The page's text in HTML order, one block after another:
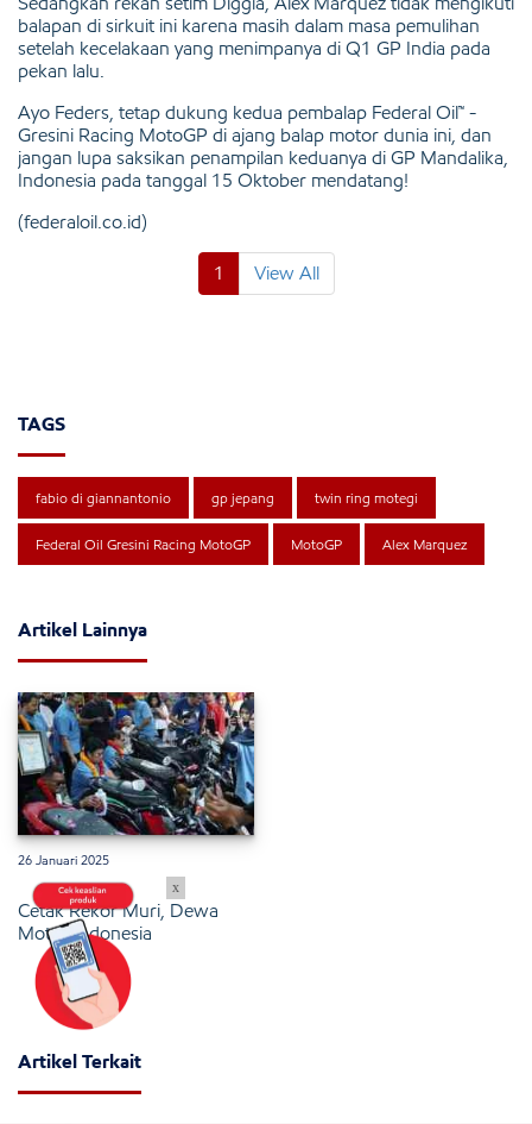
balapan di sirkuit ini karena masih dalam masa pemulihan
setelah kecelakaan yang menimpanya di Q1 GP India pada
pekan lalu.
Ayo Feders, tetap dukung kedua pembalap Federal Oil™ -
Gresini Racing MotoGP di ajang balap motor dunia ini, dan
jangan lupa saksikan penampilan keduanya di GP Mandalika,
Indonesia pada tanggal 15 Oktober mendatang!
(federaloil.co.id)
1 View All
TAGS
fabio di giannantonio gp jepang twin ring motegi
Federal Oil Gresini Racing MotoGP MotoGP Alex Marquez
Artikel Lainnya
26 Januari 2025
Cetak Rekor Muri, Dewa
Motor Indonesia
Artikel Terkait
x